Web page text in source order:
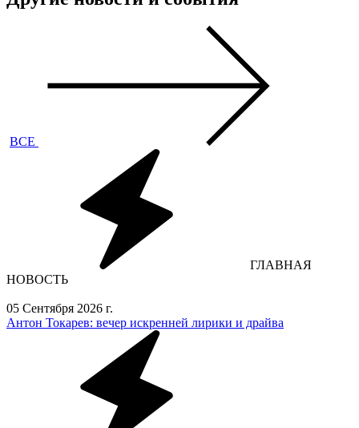
ВСЕ
ГЛАВНАЯ
НОВОСТЬ
05 Сентября 2026 г.
Антон Токарев: вечер искренней лирики и драйва